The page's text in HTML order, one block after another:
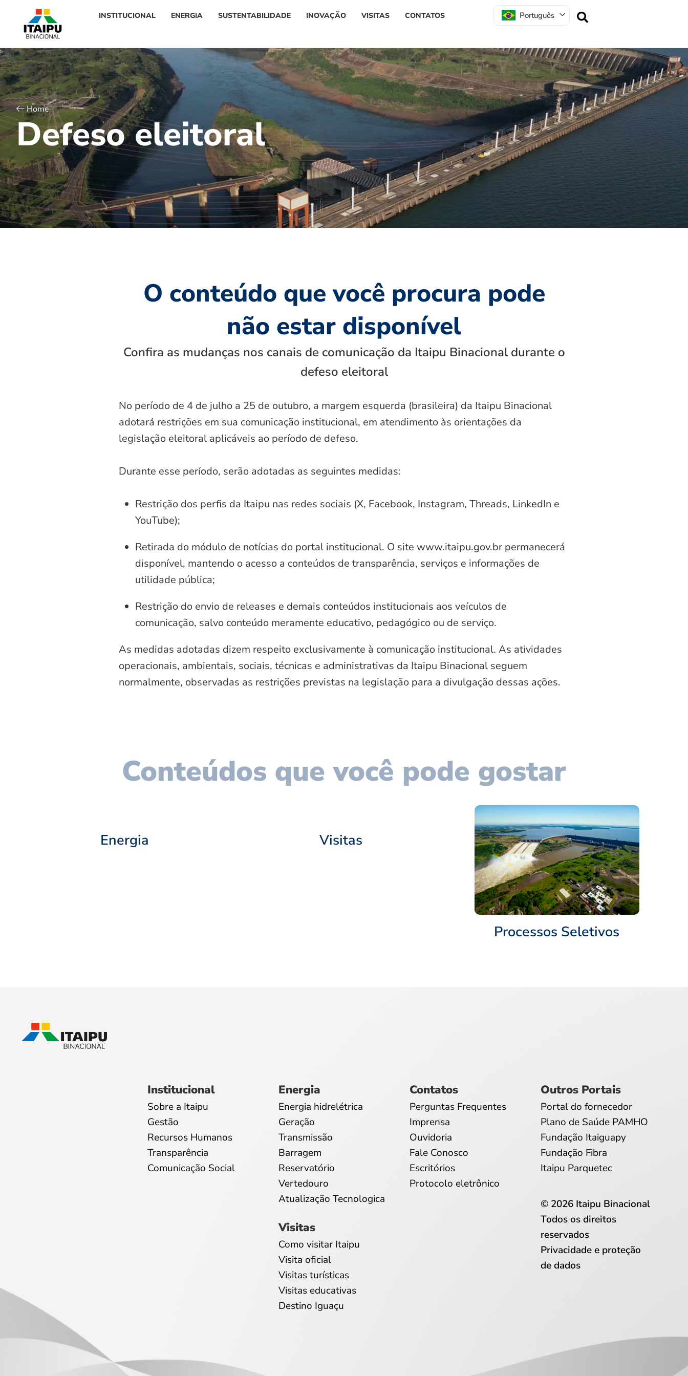
INSTITUCIONAL ENERGIA SUSTENTABILIDADE INOVAÇÃO VISITAS CONTATOS Português
Home
Defeso eleitoral
O conteúdo que você procura pode
não estar disponível
Confira as mudanças nos canais de comunicação da Itaipu Binacional durante o
defeso eleitoral
No período de 4 de julho a 25 de outubro, a margem esquerda (brasileira) da Itaipu Binacional
adotará restrições em sua comunicação institucional, em atendimento às orientações da
legislação eleitoral aplicáveis ao período de defeso.
Durante esse período, serão adotadas as seguintes medidas:
Restrição dos perfis da Itaipu nas redes sociais (X, Facebook, Instagram, Threads, LinkedIn e
YouTube);
Retirada do módulo de notícias do portal institucional. O site www.itaipu.gov.br permanecerá
disponível, mantendo o acesso a conteúdos de transparência, serviços e informações de
utilidade pública;
Restrição do envio de releases e demais conteúdos institucionais aos veículos de
comunicação, salvo conteúdo meramente educativo, pedagógico ou de serviço.
As medidas adotadas dizem respeito exclusivamente à comunicação institucional. As atividades
operacionais, ambientais, sociais, técnicas e administrativas da Itaipu Binacional seguem
normalmente, observadas as restrições previstas na legislação para a divulgação dessas ações.
Conteúdos que você pode gostar
Energia Visitas
Processos Seletivos
Institucional
Sobre a Itaipu
Gestão
Recursos Humanos
Transparência
Comunicação Social
Energia
Energia hidrelétrica
Geração
Transmissão
Barragem
Reservatório
Vertedouro
Atualização Tecnologica
Visitas
Como visitar Itaipu
Visita oficial
Visitas turísticas
Visitas educativas
Destino Iguaçu
Contatos
Perguntas Frequentes
Imprensa
Ouvidoria
Fale Conosco
Escritórios
Protocolo eletrônico
Outros Portais
Portal do fornecedor
Plano de Saúde PAMHO
Fundação Itaiguapy
Fundação Fibra
Itaipu Parquetec
© 2026 Itaipu Binacional
Todos os direitos
reservados
Privacidade e proteção
de dados